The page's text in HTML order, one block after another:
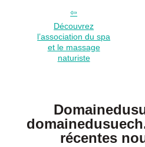
Découvrez
l’association du spa
et le massage
naturiste
récentes